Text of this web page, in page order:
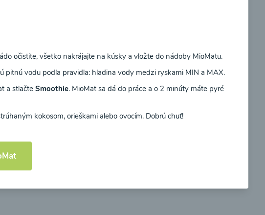
so
očistite, všetko nakrájajte na kúsky a vložte do nádoby MioMatu.
pitnú vodu podľa pravidla: hladina vody medzi ryskami MIN a MAX.
a stlačte Smoothie. MioMat sa dá do práce a o 2 minúty máte pyré
kokosom, orieškami alebo ovocím. Dobrú chuť!
a potvrdzujem, že som si prečítal(a)